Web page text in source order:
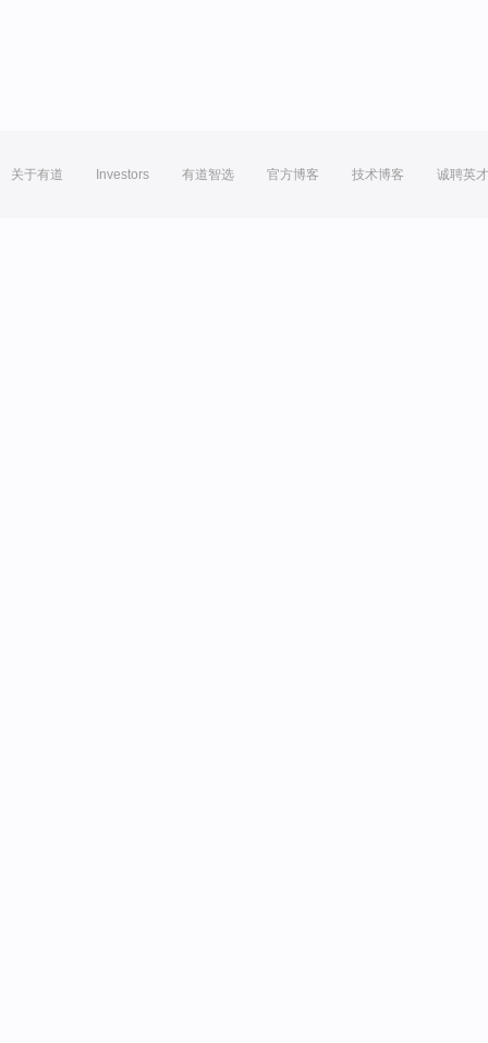
关于有道 Investors 有道智选 官方博客 技术博客 诚聘英才